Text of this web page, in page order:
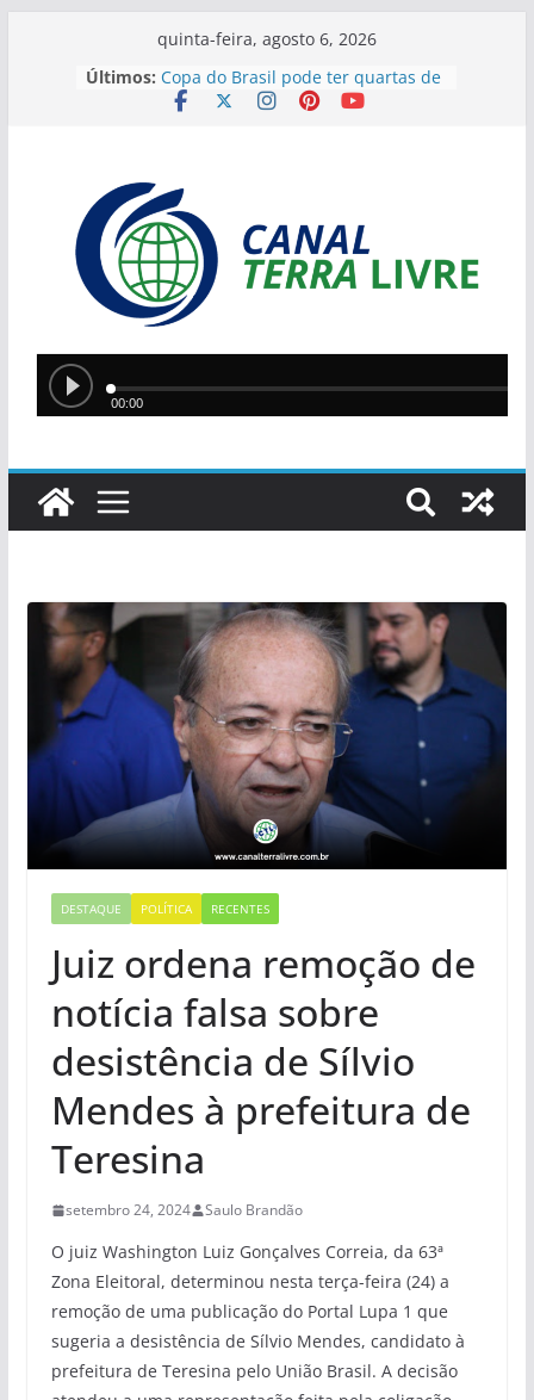
quinta-feira, agosto 6, 2026
Últimos: Copa do Brasil pode ter quartas de
final só com campeões
Quatro suspeitos são presos e
arsenal com sete armas é
apreendido em operação contra o
tráfico no Sul do Piauí
Centro de Desenvolvimento do
Futebol é inaugurado em Teresina
Polícia apreende haras e cavalos de
suspeito de aplicar golpe de R$ 2,4
DESTAQUE POLÍTICA RECENTES
Juiz ordena remoção de
notícia falsa sobre
desistência de Sílvio
Mendes à prefeitura de
Teresina
setembro 24, 2024 Saulo Brandão
O juiz Washington Luiz Gonçalves Correia, da 63ª
Zona Eleitoral, determinou nesta terça-feira (24) a
remoção de uma publicação do Portal Lupa 1 que
sugeria a desistência de Sílvio Mendes, candidato à
prefeitura de Teresina pelo União Brasil. A decisão